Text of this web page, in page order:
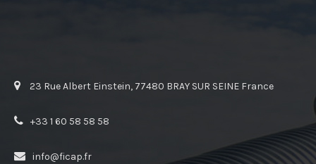
23 Rue Albert Einstein, 77480 BRAY SUR SEINE France
+33 1 60 58 58 58
info@ficap.fr